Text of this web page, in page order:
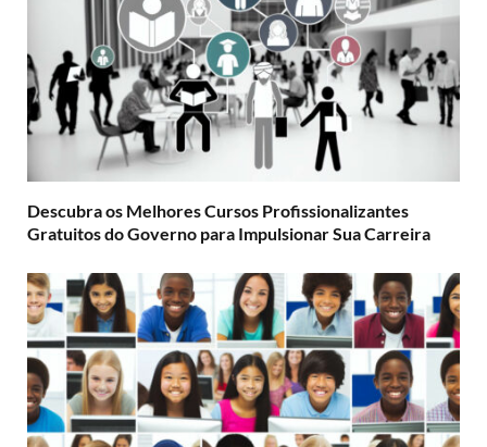
Descubra os Melhores Cursos Profissionalizantes
Gratuitos do Governo para Impulsionar Sua Carreira